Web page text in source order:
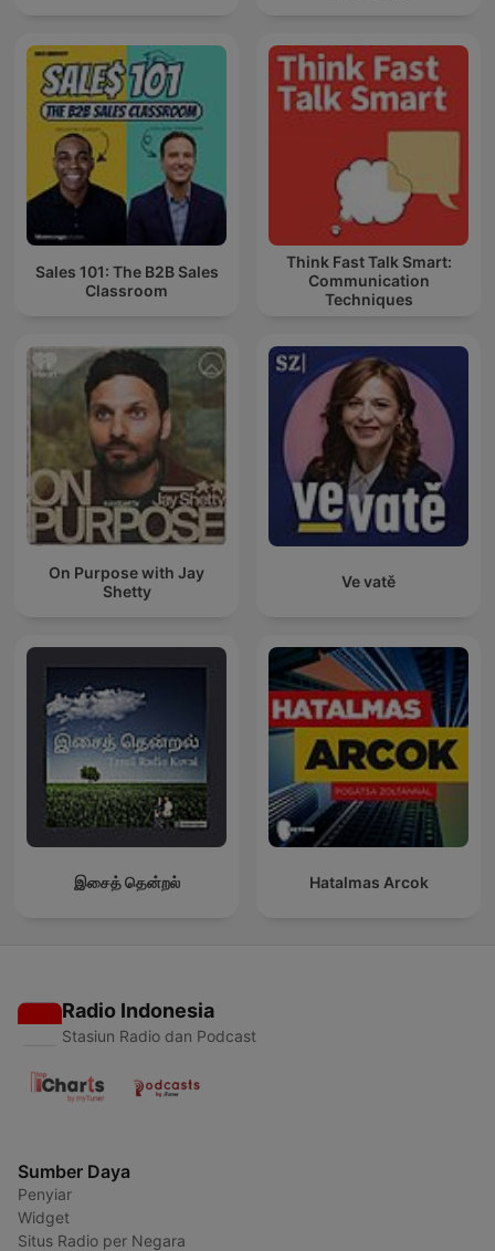
Sales 101: The B2B Sales
Classroom
Think Fast Talk Smart:
Communication
Techniques
On Purpose with Jay
Shetty
Ve vatě
இசைத் தென்றல் Hatalmas Arcok
Radio Indonesia
Stasiun Radio dan Podcast
Sumber Daya
Penyiar
Widget
Situs Radio per Negara